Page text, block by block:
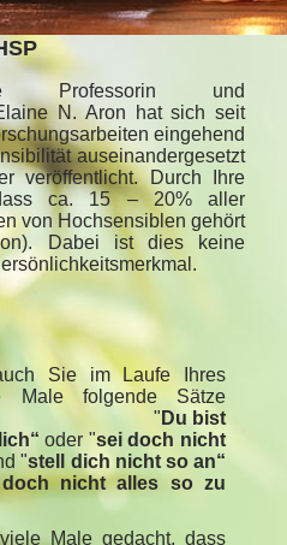
Professorin und
N. Aron hat sich seit
eingehend
auseinandergesetzt
veröffentlicht. Durch Ihre
ca. 15 – 20% aller
von Hochsensiblen gehört
Dabei ist dies keine
Sie im Laufe Ihres
Male folgende Sätze
" Du bist
oder "sei doch nicht
"stell dich nicht so an“
nicht alles so zu
Male gedacht, dass